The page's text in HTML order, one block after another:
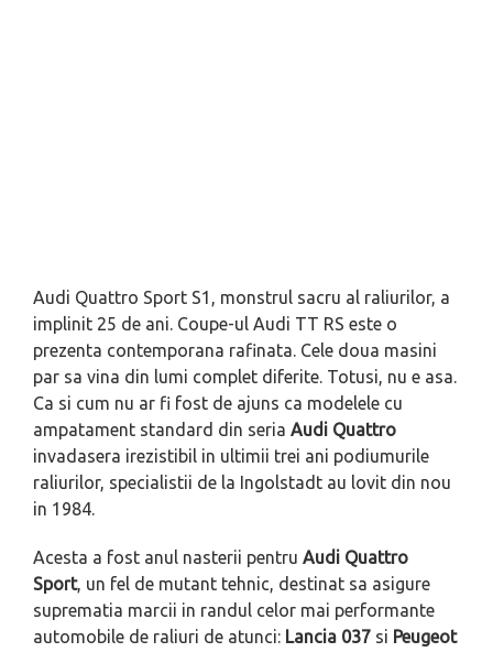
Audi Quattro Sport S1, monstrul sacru al raliurilor, a
implinit 25 de ani. Coupe-ul Audi TT RS este o
prezenta contemporana rafinata. Cele doua masini
par sa vina din lumi complet diferite. Totusi, nu e asa.
Ca si cum nu ar fi fost de ajuns ca modelele cu
ampatament standard din seria Audi Quattro
invadasera irezistibil in ultimii trei ani podiumurile
raliurilor, specialistii de la Ingolstadt au lovit din nou
in 1984.
Acesta a fost anul nasterii pentru Audi Quattro
Sport, un fel de mutant tehnic, destinat sa asigure
suprematia marcii in randul celor mai performante
automobile de raliuri de atunci: Lancia 037 si Peugeot